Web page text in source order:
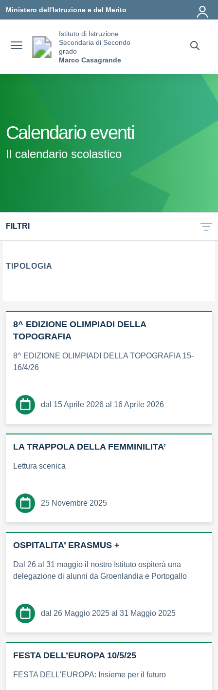
Ministero dell'Istruzione e del Merito
Istituto di Istruzione
Secondaria di Secondo
grado
Marco Casagrande
Calendario eventi
Il calendario scolastico
FILTRI
TIPOLOGIA
8^ EDIZIONE OLIMPIADI DELLA
TOPOGRAFIA
8^ EDIZIONE OLIMPIADI DELLA TOPOGRAFIA 15-
16/4/26
dal 15 Aprile 2026 al 16 Aprile 2026
LA TRAPPOLA DELLA FEMMINILITA’
Lettura scenica
25 Novembre 2025
OSPITALITA’ ERASMUS +
Dal 26 al 31 maggio il nostro Istituto ospiterà una
delegazione di alunni da Groenlandia e Portogallo
dal 26 Maggio 2025 al 31 Maggio 2025
FESTA DELL’EUROPA 10/5/25
FESTA DELL'EUROPA: Insieme per il futuro